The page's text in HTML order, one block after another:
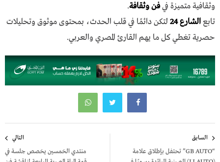
وثقافية متميزة فيفن وثقافة.
تابعالشارع 24
لتكن دائمًا في قلب الحدث، بمحتوى موثوق وتحليلات
حصرية تغطي كل ما يهم القارئ المصري والعربي.
المقالات
السابق
“GB AUTO” تحتفل بإطلاق علامة
التالي
منتدي الخمسين يخصص جلسة في